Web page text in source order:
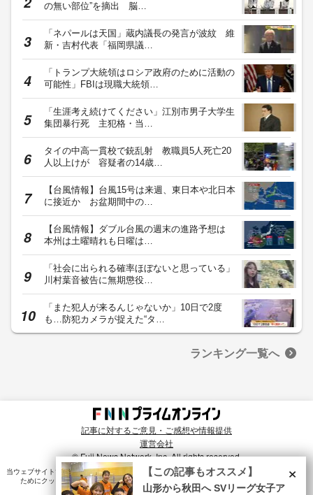
の無い部位”を摘出 脳…
「ネパールは天国」蔵内議長の発言が波紋 維
新・吉村代表「福岡県議…
「トランプ大統領はロシア政府のために活動の
可能性」FBIは現職大統領…
「生涯考え続けてください」江別市男子大学生
集団暴行死 主犯格・当…
タイの中高一貫校で銃乱射 教職員5人死亡20
人以上けが 容疑者の14歳…
【台風情報】台風15号は来週、東日本や北日本
に接近か お盆期間中の…
【台風情報】ダブル台風の週末の進路予想は
本州は土曜晴れも日曜は…
「社会に出られる確率ほぼないと思っている」
川村葉音被告に無期懲役…
「また犯人が来るんじゃないか」10日で2度
も…防犯カメラが捉えた“タ…
ランキング一覧へ
記事に対するご意見・ご感想や情報提供
運営会社
© Fuji News Network, Inc. All rights reserved.
当ウェブサイトでは、ユーザのニーズ・興味・関⼼に合致したコンテンツや広告配信を提供する
ためにクッキーを使⽤しています。詳細は、
プライバシーポリシー をご確認ください。×
【この記事もオススメ】
山形から秋田へ SVリーグ女子ア